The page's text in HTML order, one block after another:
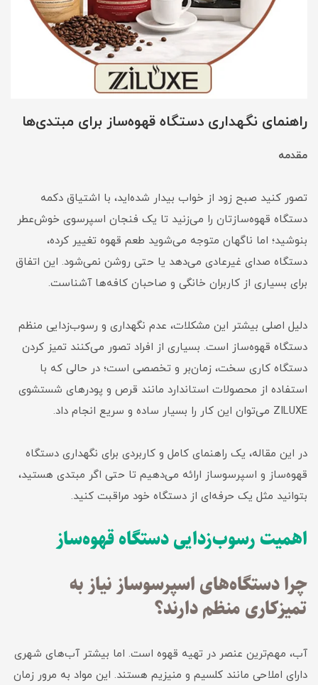
راهنمای نگهداری دستگاه قهوه‌ساز برای مبتدی‌ها
مقدمه
تصور کنید صبح زود از خواب بیدار شده‌اید، با اشتیاق دکمه
دستگاه قهوه‌سازتان را می‌زنید تا یک فنجان اسپرسوی خوش‌عطر
بنوشید؛ اما ناگهان متوجه می‌شوید طعم قهوه تغییر کرده،
دستگاه صدای غیرعادی می‌دهد یا حتی روشن نمی‌شود. این اتفاق
برای بسیاری از کاربران خانگی و صاحبان کافه‌ها آشناست.
دلیل اصلی بیشتر این مشکلات، عدم نگهداری و رسوب‌زدایی منظم
دستگاه قهوه‌ساز است. بسیاری از افراد تصور می‌کنند تمیز کردن
دستگاه کاری سخت، زمان‌بر و تخصصی است؛ در حالی که با
استفاده از محصولات استاندارد مانند قرص و پودرهای شستشوی
ZILUXE می‌توان این کار را بسیار ساده و سریع انجام داد.
در این مقاله، یک راهنمای کامل و کاربردی برای نگهداری دستگاه
قهوه‌ساز و اسپرسوساز ارائه می‌دهیم تا حتی اگر مبتدی هستید،
بتوانید مثل یک حرفه‌ای از دستگاه خود مراقبت کنید.
اهمیت رسوب‌زدایی دستگاه قهوه‌ساز
چرا دستگاه‌های اسپرسوساز نیاز به
تمیزکاری منظم دارند؟
آب، مهم‌ترین عنصر در تهیه قهوه است. اما بیشتر آب‌های شهری
دارای املاحی مانند کلسیم و منیزیم هستند. این مواد به مرور زمان